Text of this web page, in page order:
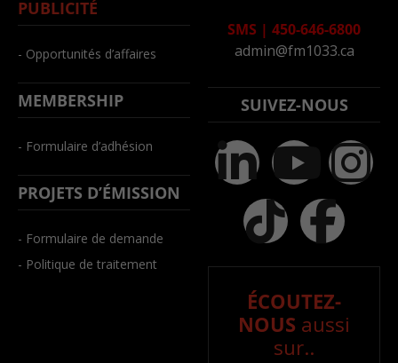
PUBLICITÉ
- Opportunités d’affaires
MEMBERSHIP
- Formulaire d’adhésion
PROJETS D’ÉMISSION
- Formulaire de demande
- Politique de traitement
SMS | 450-646-6800
admin@fm1033.ca
SUIVEZ-NOUS
ÉCOUTEZ-
NOUS aussi
sur..